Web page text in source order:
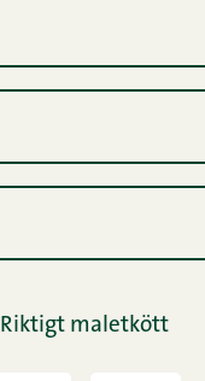
Riktigt maletkött